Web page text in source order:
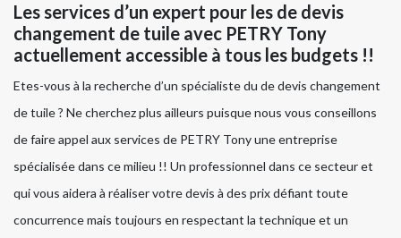
Les services d’un expert pour les de devis
changement de tuile avec PETRY Tony
actuellement accessible à tous les budgets !!
Etes-vous à la recherche d’un spécialiste du de devis changement
de tuile ? Ne cherchez plus ailleurs puisque nous vous conseillons
de faire appel aux services de PETRY Tony une entreprise
spécialisée dans ce milieu !! Un professionnel dans ce secteur et
qui vous aidera à réaliser votre devis à des prix défiant toute
concurrence mais toujours en respectant la technique et un